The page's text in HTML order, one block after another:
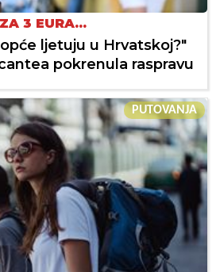
3 EURA...
ljetuju u Hrvatskoj?"
pokrenula raspravu
PUTOVANJA